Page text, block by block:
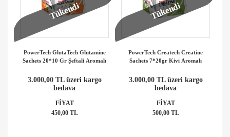
Tükendi
PowerTech GlutaTech Glutamine
Sachets 20*10 Gr Şeftali Aromalı
3.000,00 TL üzeri kargo
bedava
FİYAT
450,00 TL
Tükendi
PowerTech Createch Creatine
Sachets 7*20gr Kivi Aromalı
3.000,00 TL üzeri kargo
bedava
FİYAT
500,00 TL